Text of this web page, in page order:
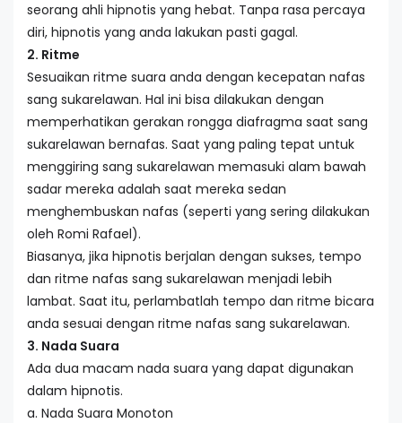
seorang ahli hipnotis yang hebat. Tanpa rasa percaya
diri, hipnotis yang anda lakukan pasti gagal.
2. Ritme
Sesuaikan ritme suara anda dengan kecepatan nafas
sang sukarelawan. Hal ini bisa dilakukan dengan
memperhatikan gerakan rongga diafragma saat sang
sukarelawan bernafas. Saat yang paling tepat untuk
menggiring sang sukarelawan memasuki alam bawah
sadar mereka adalah saat mereka sedan
menghembuskan nafas (seperti yang sering dilakukan
oleh Romi Rafael).
Biasanya, jika hipnotis berjalan dengan sukses, tempo
dan ritme nafas sang sukarelawan menjadi lebih
lambat. Saat itu, perlambatlah tempo dan ritme bicara
anda sesuai dengan ritme nafas sang sukarelawan.
3. Nada Suara
Ada dua macam nada suara yang dapat digunakan
dalam hipnotis.
a. Nada Suara Monoton